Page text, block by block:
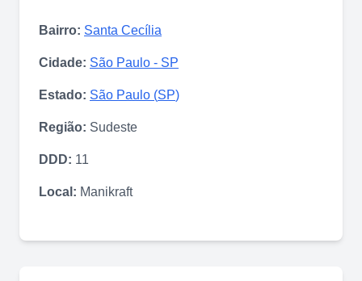
Bairro: Santa Cecília
Cidade: São Paulo - SP
Estado: São Paulo (SP)
Região: Sudeste
DDD: 11
Local: Manikraft